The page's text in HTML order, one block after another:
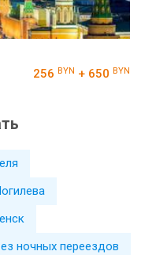
256 BYN + 650 BYN
ночных переездов